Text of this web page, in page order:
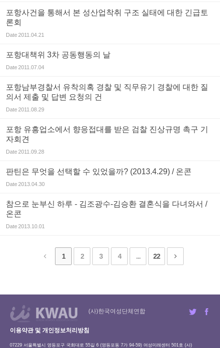
포항사건을 통해서 본 성산업착취 구조 실태에 대한 긴급토
론회
Date2011.04.21
포항대책위 3차 공동행동의 날
Date2011.07.04
포항남부경찰서 유착의혹 경찰 및 직무유기 경찰에 대한 질
의서 제출 및 답변 요청의 건
Date2011.08.29
포항 유흥업소에서 향응접대를 받은 검찰 진상규명 촉구 기
자회견
Date2011.09.28
판틴은 무엇을 선택할 수 있었을까? (2013.4.29) / 온콘
Date2013.04.30
참으로 눈부신 하루 - 김조광수-김승환 결혼식을 다녀와서 /
온콘
Date2013.10.01
1 2 3 4 ... 22
(사)한국여성단체연합
이용약관 및 개인정보처리방침
07229 서울특별시 영등포구 국회대로 55길 6 (영등포동 7가 94-59) 여성미래센터 501호 (사)